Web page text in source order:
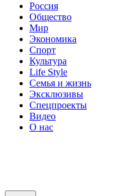
Россия
Общество
Мир
Экономика
Спорт
Культура
Life Style
Семья и жизнь
Эксклюзивы
Спецпроекты
Видео
О нас